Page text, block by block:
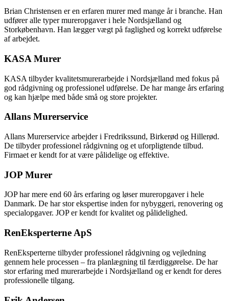
Brian Christensen er en erfaren murer med mange år i branche. Han
udfører alle typer mureropgaver i hele Nordsjælland og
Storkøbenhavn. Han lægger vægt på faglighed og korrekt udførelse
af arbejdet.
KASA Murer
KASA tilbyder kvalitetsmurerarbejde i Nordsjælland med fokus på
god rådgivning og professionel udførelse. De har mange års erfaring
og kan hjælpe med både små og store projekter.
Allans Murerservice
Allans Murerservice arbejder i Fredrikssund, Birkerød og Hillerød.
De tilbyder professionel rådgivning og et uforpligtende tilbud.
Firmaet er kendt for at være pålidelige og effektive.
JOP Murer
JOP har mere end 60 års erfaring og løser mureropgaver i hele
Danmark. De har stor ekspertise inden for nybyggeri, renovering og
specialopgaver. JOP er kendt for kvalitet og pålidelighed.
RenEksperterne ApS
RenEksperterne tilbyder professionel rådgivning og vejledning
gennem hele processen – fra planlægning til færdiggørelse. De har
stor erfaring med murerarbejde i Nordsjælland og er kendt for deres
professionelle tilgang.